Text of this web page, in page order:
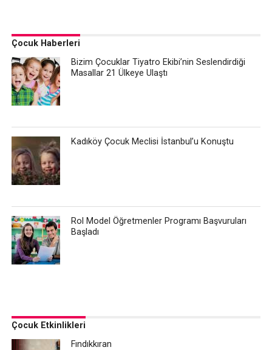
Çocuk Haberleri
Bizim Çocuklar Tiyatro Ekibi’nin Seslendirdiği
Masallar 21 Ülkeye Ulaştı
Kadıköy Çocuk Meclisi İstanbul’u Konuştu
Rol Model Öğretmenler Programı Başvuruları
Başladı
Çocuk Etkinlikleri
Fındıkkıran